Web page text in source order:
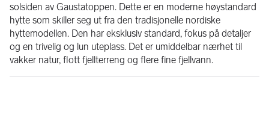
solsiden av Gaustatoppen. Dette er en moderne høystandard
hytte som skiller seg ut fra den tradisjonelle nordiske
hyttemodellen. Den har eksklusiv standard, fokus på detaljer
og en trivelig og lun uteplass. Det er umiddelbar nærhet til
vakker natur, flott fjellterreng og flere fine fjellvann.